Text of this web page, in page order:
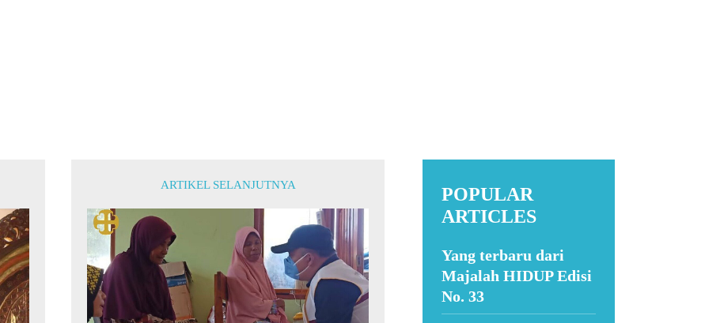
ARTIKEL SELANJUTNYA
POPULAR
ARTICLES
Yang terbaru dari
Majalah HIDUP Edisi
No. 33